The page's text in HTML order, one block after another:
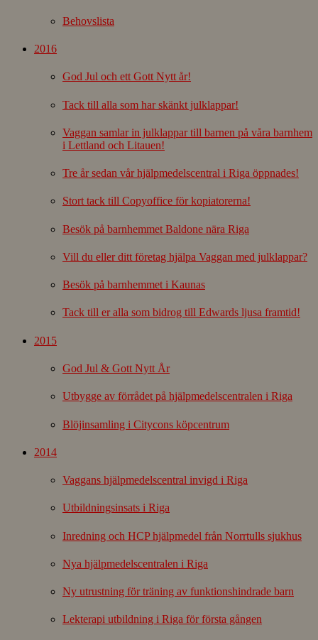
Behovslista
2016
God Jul och ett Gott Nytt år!
Tack till alla som har skänkt julklappar!
Vaggan samlar in julklappar till barnen på våra barnhem
i Lettland och Litauen!
Tre år sedan vår hjälpmedelscentral i Riga öppnades!
Stort tack till Copyoffice för kopiatorerna!
Besök på barnhemmet Baldone nära Riga
Vill du eller ditt företag hjälpa Vaggan med julklappar?
Besök på barnhemmet i Kaunas
Tack till er alla som bidrog till Edwards ljusa framtid!
2015
God Jul & Gott Nytt År
Utbygge av förrådet på hjälpmedelscentralen i Riga
Blöjinsamling i Citycons köpcentrum
2014
Vaggans hjälpmedelscentral invigd i Riga
Utbildningsinsats i Riga
Inredning och HCP hjälpmedel från Norrtulls sjukhus
Nya hjälpmedelscentralen i Riga
Ny utrustning för träning av funktionshindrade barn
Lekterapi utbildning i Riga för första gången